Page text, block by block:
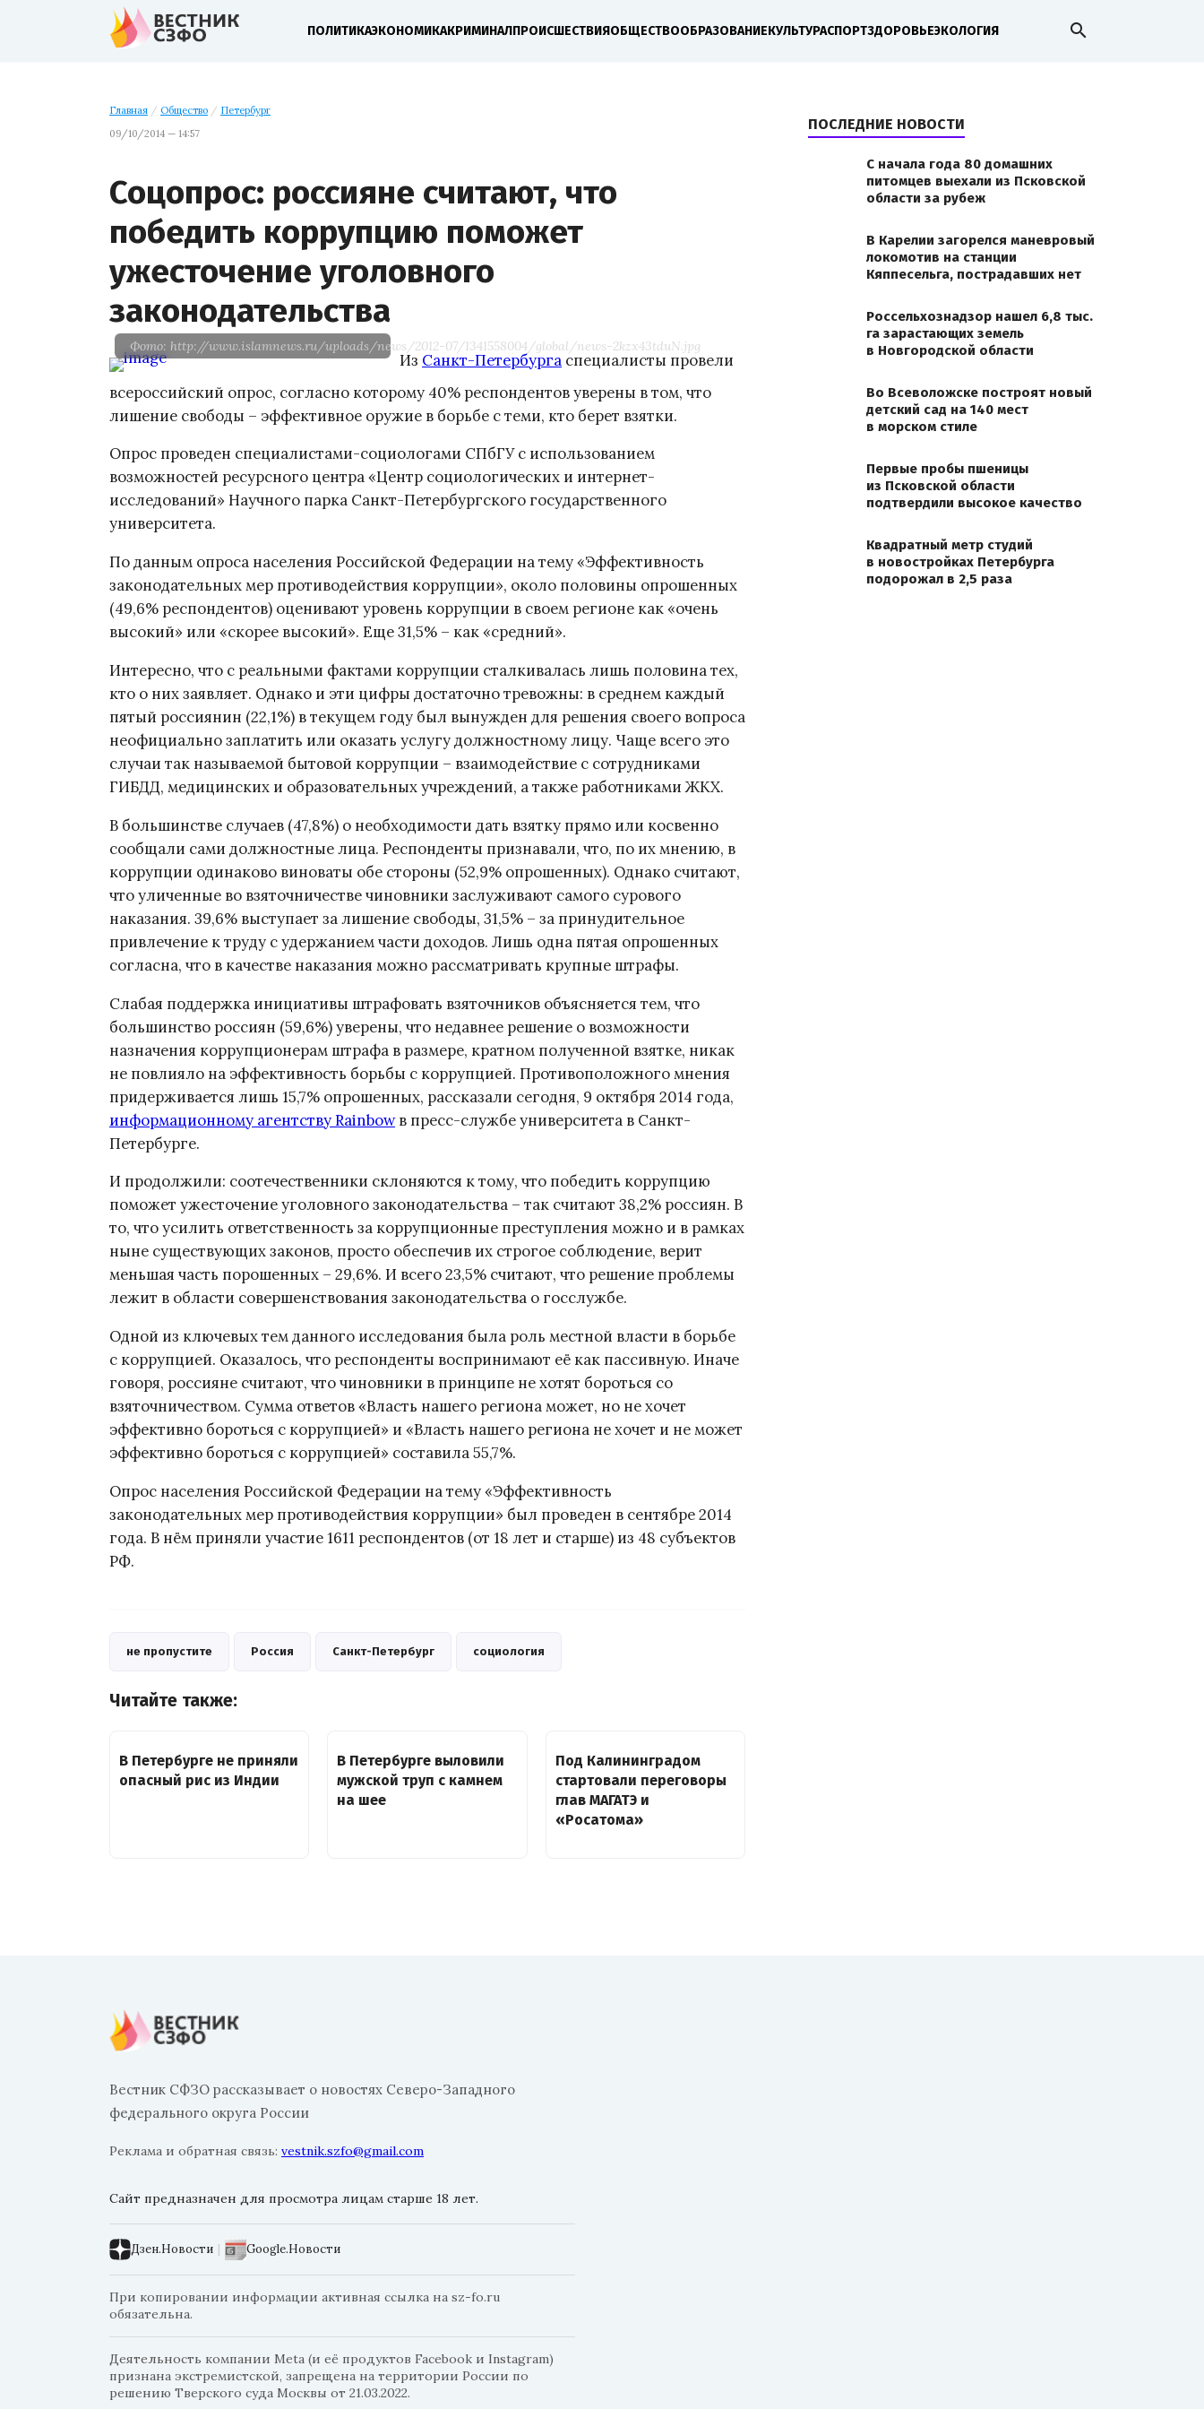
ПОЛИТИКАЭКОНОМИКАКРИМИНАЛПРОИСШЕСТВИЯОБЩЕСТВООБРАЗОВАНИЕКУЛЬТУРАСПОРТЗДОРОВЬЕЭКОЛОГИЯ search
Главная / Общество / Петербург
09/10/2014 — 14:57
Соцопрос: россияне считают, что
победить коррупцию поможет
ужесточение уголовного
законодательства
Фото: http://www.islamnews.ru/uploads/news/2012-07/1341558004/global/news-2kzx43tduN.jpg
Из Санкт-Петербурга специалисты провели
всероссийский опрос, согласно которому 40% респондентов уверены в том, что
лишение свободы – эффективное оружие в борьбе с теми, кто берет взятки.
Опрос проведен специалистами-социологами СПбГУ с использованием
возможностей ресурсного центра «Центр социологических и интернет-
исследований» Научного парка Санкт-Петербургского государственного
университета.
По данным опроса населения Российской Федерации на тему «Эффективность
законодательных мер противодействия коррупции», около половины опрошенных
(49,6% респондентов) оценивают уровень коррупции в своем регионе как «очень
высокий» или «скорее высокий». Еще 31,5% – как «средний».
Интересно, что с реальными фактами коррупции сталкивалась лишь половина тех,
кто о них заявляет. Однако и эти цифры достаточно тревожны: в среднем каждый
пятый россиянин (22,1%) в текущем году был вынужден для решения своего вопроса
неофициально заплатить или оказать услугу должностному лицу. Чаще всего это
случаи так называемой бытовой коррупции – взаимодействие с сотрудниками
ГИБДД, медицинских и образовательных учреждений, а также работниками ЖКХ.
В большинстве случаев (47,8%) о необходимости дать взятку прямо или косвенно
сообщали сами должностные лица. Респонденты признавали, что, по их мнению, в
коррупции одинаково виноваты обе стороны (52,9% опрошенных). Однако считают,
что уличенные во взяточничестве чиновники заслуживают самого сурового
наказания. 39,6% выступает за лишение свободы, 31,5% – за принудительное
привлечение к труду с удержанием части доходов. Лишь одна пятая опрошенных
согласна, что в качестве наказания можно рассматривать крупные штрафы.
Слабая поддержка инициативы штрафовать взяточников объясняется тем, что
большинство россиян (59,6%) уверены, что недавнее решение о возможности
назначения коррупционерам штрафа в размере, кратном полученной взятке, никак
не повлияло на эффективность борьбы с коррупцией. Противоположного мнения
придерживается лишь 15,7% опрошенных, рассказали сегодня, 9 октября 2014 года,
информационному агентству Rainbowв пресс-службе университета в Санкт-
Петербурге.
И продолжили: соотечественники склоняются к тому, что победить коррупцию
поможет ужесточение уголовного законодательства – так считают 38,2% россиян. В
то, что усилить ответственность за коррупционные преступления можно и в рамках
ныне существующих законов, просто обеспечив их строгое соблюдение, верит
меньшая часть порошенных – 29,6%. И всего 23,5% считают, что решение проблемы
лежит в области совершенствования законодательства о госслужбе.
Одной из ключевых тем данного исследования была роль местной власти в борьбе
с коррупцией. Оказалось, что респонденты воспринимают её как пассивную. Иначе
говоря, россияне считают, что чиновники в принципе не хотят бороться со
взяточничеством. Сумма ответов «Власть нашего региона может, но не хочет
эффективно бороться с коррупцией» и «Власть нашего региона не хочет и не может
эффективно бороться с коррупцией» составила 55,7%.
Опрос населения Российской Федерации на тему «Эффективность
законодательных мер противодействия коррупции» был проведен в сентябре 2014
года. В нём приняли участие 1611 респондентов (от 18 лет и старше) из 48 субъектов
РФ.
не пропустите Россия Санкт-Петербург социология
Читайте также:
В Петербурге не приняли
опасный рис из Индии
В Петербурге выловили
мужской труп с камнем
на шее
Под Калининградом
стартовали переговоры
глав МАГАТЭ и
«Росатома»
ПОСЛЕДНИЕ НОВОСТИ
С начала года 80 домашних
питомцев выехали из Псковской
области за рубеж
В Карелии загорелся маневровый
локомотив на станции
Кяппесельга, пострадавших нет
Россельхознадзор нашел 6,8 тыс.
га зарастающих земель
в Новгородской области
Во Всеволожске построят новый
детский сад на 140 мест
в морском стиле
Первые пробы пшеницы
из Псковской области
подтвердили высокое качество
Квадратный метр студий
в новостройках Петербурга
подорожал в 2,5 раза
Вестник СФЗО рассказывает о новостях Северо-Западного
федерального округа России
Реклама и обратная связь: vestnik.szfo@gmail.com
Сайт предназначен для просмотра лицам старше 18 лет.
Дзен.Новости | Google.Новости
При копировании информации активная ссылка на sz-fo.ru
обязательна.
Деятельность компании Meta (и её продуктов Facebook и Instagram)
признана экстремистской, запрещена на территории России по
решению Тверского суда Москвы от 21.03.2022.